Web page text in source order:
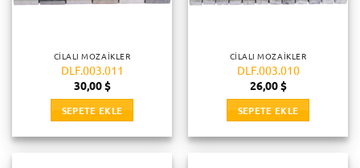
CILALI MOZAIKLER
DLF.003.011
30,00$
SEPETE EKLE
CILALI MOZAIKLER
DLF.003.010
26,00$
SEPETE EKLE